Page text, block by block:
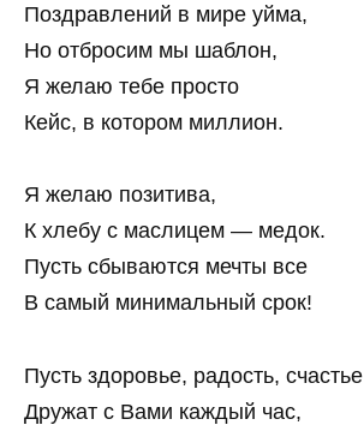
Поздравлений в мире уйма,
Но отбросим мы шаблон,
Я желаю тебе просто
Кейс, в котором миллион.
Я желаю позитива,
К хлебу с маслицем — медок.
Пусть сбываются мечты все
В самый минимальный срок!
Пусть здоровье, радость, счастье
Дружат с Вами каждый час,